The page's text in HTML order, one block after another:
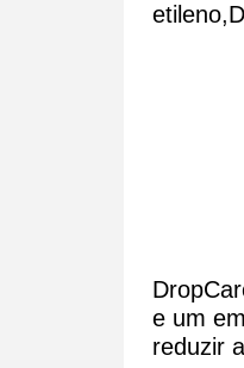
e um
reduzir